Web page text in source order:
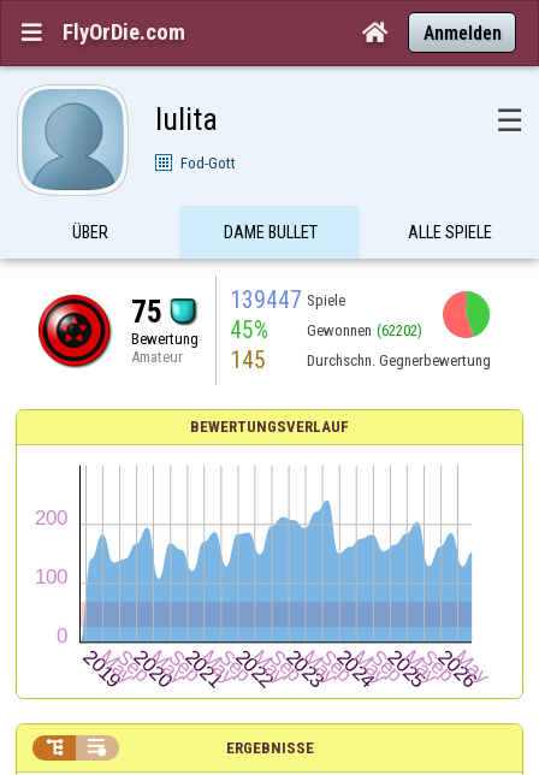
 FlyOrDie.com  Anmelden
lulita ☰
Fod-Gott
ÜBER DAME BULLET ALLE SPIELE
75
Bewertung
Amateur
139447 Spiele
45% Gewonnen (62202)
145 Durchschn. Gegnerbewertung
BEWERTUNGSVERLAUF
ERGEBNISSE
 